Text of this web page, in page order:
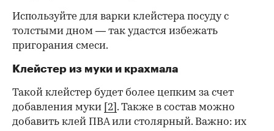
Используйте для варки клейстера посуду с
толстыми дном — так удастся избежать
пригорания смеси.
Клейстер из муки и крахмала
Такой клейстер будет более цепким за счет
добавления муки [2] . Также в состав можно
добавить клей ПВА или столярный. Важно: их